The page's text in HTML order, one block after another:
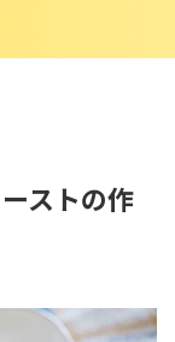
ストの作